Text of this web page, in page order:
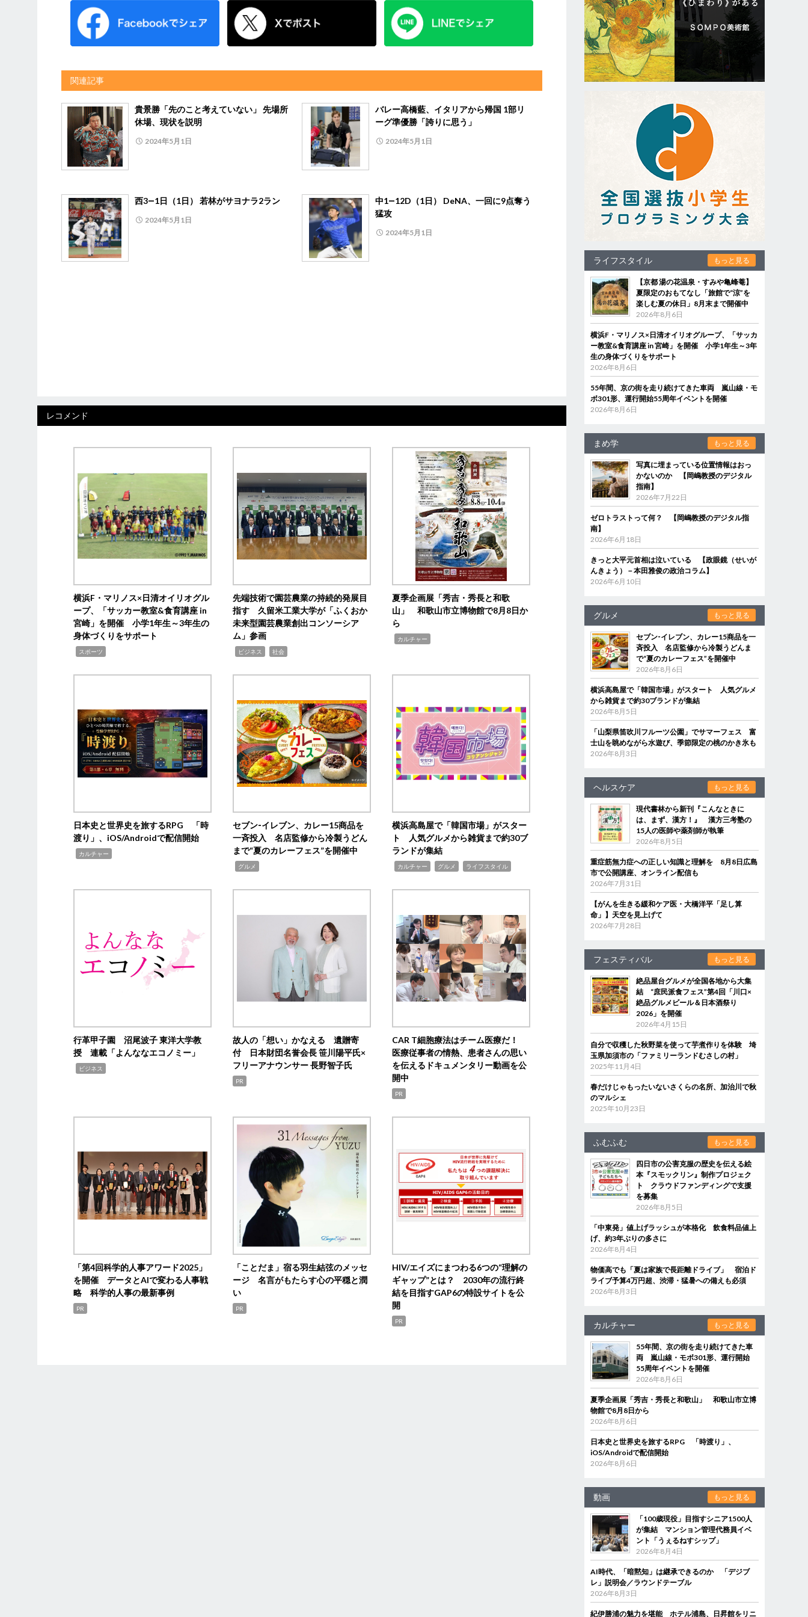
関連記事
貴景勝「先のこと考えていない」 先場所
休場、現状を説明
2024年5月1日
バレー高橋藍、イタリアから帰国 1部リ
ーグ準優勝「誇りに思う」
2024年5月1日
西3―1日（1日） 若林がサヨナラ2ラン
2024年5月1日
中1―12D（1日） DeNA、一回に9点奪う
猛攻
2024年5月1日
レコメンド
横浜F・マリノス×日清オイリオグル
ープ、「サッカー教室&食育講座 in
宮崎」を開催 小学1年生～3年生の
身体づくりをサポート
スポーツ
先端技術で園芸農業の持続的発展目
指す 久留米工業大学が「ふくおか
未来型園芸農業創出コンソーシア
ム」参画
ビジネス 社会
夏季企画展「秀吉・秀長と和歌
山」 和歌山市立博物館で8月8日か
ら
カルチャー
日本史と世界史を旅するRPG 「時
渡り」、iOS/Androidで配信開始
カルチャー
セブン‐イレブン、カレー15商品を
一斉投入 名店監修から冷製うどん
まで“夏のカレーフェス”を開催中
グルメ
横浜高島屋で「韓国市場」がスター
ト 人気グルメから雑貨まで約30ブ
ランドが集結
カルチャー グルメ ライフスタイル
行革甲子園 沼尾波子 東洋大学教
授 連載「よんななエコノミー」
ビジネス
故人の「想い」かなえる 遺贈寄
付 日本財団名誉会長 笹川陽平氏×
フリーアナウンサー 長野智子氏
PR
CAR T細胞療法はチーム医療だ！
医療従事者の情熱、患者さんの思い
を伝えるドキュメンタリー動画を公
開中
PR
「第4回科学的人事アワード2025」
を開催 データとAIで変わる人事戦
略 科学的人事の最新事例
PR
「ことだま」宿る羽生結弦のメッセ
ージ 名言がもたらす心の平穏と潤
い
PR
HIV/エイズにまつわる6つの“理解の
ギャップ”とは？ 2030年の流行終
結を目指すGAP6の特設サイトを公
開
PR
ライフスタイル もっと見る
【京都 湯の花温泉・すみや亀峰菴】
夏限定のおもてなし「旅館で“涼”を
楽しむ夏の休日」8月末まで開催中
2026年8月6日
横浜F・マリノス×日清オイリオグループ、「サッカ
ー教室&食育講座 in 宮崎」を開催 小学1年生～3年
生の身体づくりをサポート
2026年8月6日
55年間、京の街を走り続けてきた車両 嵐山線・モ
ボ301形、運行開始55周年イベントを開催
2026年8月6日
まめ学 もっと見る
写真に埋まっている位置情報はおっ
かないのか 【岡嶋教授のデジタル
指南】
2026年7月22日
ゼロトラストって何？ 【岡嶋教授のデジタル指
南】
2026年6月18日
きっと大平元首相は泣いている 【政眼鏡（せいが
んきょう）－本田雅俊の政治コラム】
2026年6月10日
グルメ もっと見る
セブン‐イレブン、カレー15商品を一
斉投入 名店監修から冷製うどんま
で“夏のカレーフェス”を開催中
2026年8月6日
横浜高島屋で「韓国市場」がスタート 人気グルメ
から雑貨まで約30ブランドが集結
2026年8月5日
「山梨県笛吹川フルーツ公園」でサマーフェス 富
士山を眺めながら水遊び、季節限定の桃のかき氷も
2026年8月3日
ヘルスケア もっと見る
現代書林から新刊『こんなときに
は、まず、漢方！』 漢方三考塾の
15人の医師や薬剤師が執筆
2026年8月5日
重症筋無力症への正しい知識と理解を 8月8日広島
市で公開講座、オンライン配信も
2026年7月31日
【がんを生きる緩和ケア医・大橋洋平「足し算
命」】天空を見上げて
2026年7月28日
フェスティバル もっと見る
絶品屋台グルメが全国各地から大集
結 “庶民派食フェス”第4回「川口×
絶品グルメビール＆日本酒祭り
2026」を開催
2026年4月15日
自分で収穫した秋野菜を使って芋煮作りを体験 埼
玉県加須市の「ファミリーランドむさしの村」
2025年11月4日
春だけじゃもったいないさくらの名所、加治川で秋
のマルシェ
2025年10月23日
ふむふむ もっと見る
四日市の公害克服の歴史を伝える絵
本『スモックリン』制作プロジェク
ト クラウドファンディングで支援
を募集
2026年8月5日
「中東発」値上げラッシュが本格化 飲食料品値上
げ、約3年ぶりの多さに
2026年8月4日
物価高でも「夏は家族で長距離ドライブ」 宿泊ド
ライブ予算4万円超、渋滞・猛暑への備えも必須
2026年8月3日
カルチャー もっと見る
55年間、京の街を走り続けてきた車
両 嵐山線・モボ301形、運行開始
55周年イベントを開催
2026年8月6日
夏季企画展「秀吉・秀長と和歌山」 和歌山市立博
物館で8月8日から
2026年8月6日
日本史と世界史を旅するRPG 「時渡り」、
iOS/Androidで配信開始
2026年8月6日
動画 もっと見る
「100歳現役」目指すシニア1500人
が集結 マンション管理代務員イベ
ント「うぇるねすシップ」
2026年8月4日
AI時代、「暗黙知」は継承できるのか 「デジブ
レ」説明会／ラウンドテーブル
2026年8月3日
紀伊勝浦の魅力を堪能 ホテル浦島、日昇館をリニ